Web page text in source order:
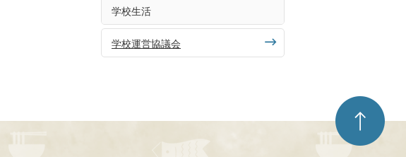
学校生活
学校運営協議会
ペ
ー
ジ